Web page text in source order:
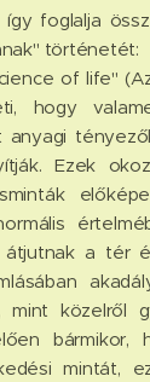
így foglalja
történetét:
of life"
hogy
anyagi
Ezek
átjutnak a tér
mint közelről
mintát,